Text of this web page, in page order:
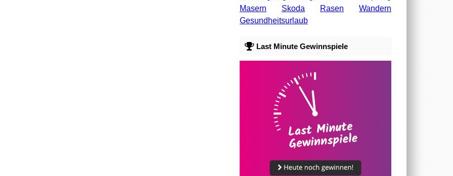
Masern
Skoda Rasen
Wandern
Gesundheitsurlaub
Last Minute Gewinnspiele